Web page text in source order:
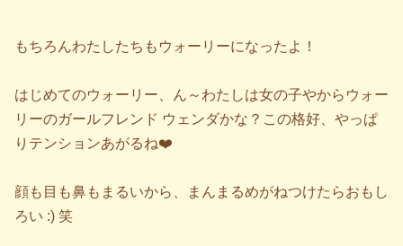
もちろんわたしたちもウォーリーになったよ！
はじめてのウォーリー、ん～わたしは女の子やからウォー
リーのガールフレンド ウェンダかな？この格好、やっぱ
りテンションあがるね❤️
顔も目も鼻もまるいから、まんまるめがねつけたらおもし
ろい :) 笑